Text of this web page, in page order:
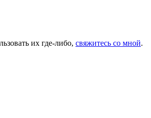
их где-либо, свяжитесь со мной.